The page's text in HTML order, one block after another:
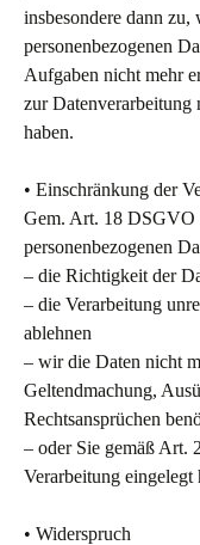
insbesondere dann zu,
personenbezogenen
Aufgaben nicht mehr
zur
haben.
• Einschränkung der
Gem. Art. 18 DSGVO
personenbezogenen
– die Richtigkeit der
– die Verarbeitung
ablehnen
– wir die Daten nicht
Geltendmachung,
Rechtsansprüchen
– oder Sie gemäß Art.
Verarbeitung eingelegt
• Widerspruch